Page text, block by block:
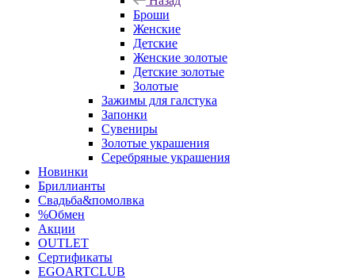
Броши
Женские
Детские
Женские золотые
Детские золотые
Золотые
Зажимы для галстука
Запонки
Сувениры
Золотые украшения
Серебряные украшения
Новинки
Бриллианты
Свадьба&помолвка
%Обмен
Акции
OUTLET
Сертификаты
EGOARTCLUB